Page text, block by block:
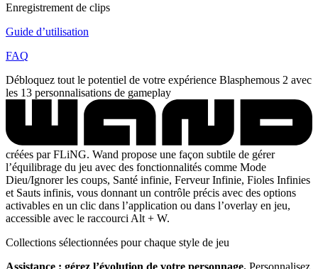
Enregistrement de clips
Guide d’utilisation
FAQ
Débloquez tout le potentiel de votre expérience Blasphemous 2 avec
les 13 personnalisations de gameplay
créées par FLiNG. Wand propose une façon subtile de gérer
l’équilibrage du jeu avec des fonctionnalités comme Mode
Dieu/Ignorer les coups, Santé infinie, Ferveur Infinie, Fioles Infinies
et Sauts infinis, vous donnant un contrôle précis avec des options
activables en un clic dans l’application ou dans l’overlay en jeu,
accessible avec le raccourci Alt + W.
Collections sélectionnées pour chaque style de jeu
Assistance : gérez l’évolution de votre personnage. Personnalisez